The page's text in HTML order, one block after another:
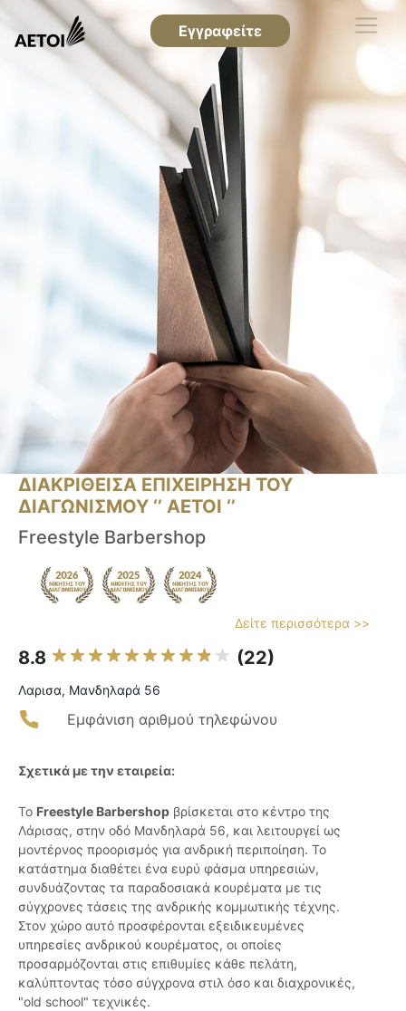
Εγγραφείτε
ΔΙΑΚΡΙΘΕΙΣΑ ΕΠΙΧΕΙΡΗΣΗ ΤΟΥ
ΔΙΑΓΩΝΙΣΜΟΥ ‘’ ΑΕΤΟΙ ‘’
Freestyle Barbershop
Δείτε περισσότερα >>
8.8 (22)
Λαρισα, Μανδηλαρά 56
Εμφάνιση αριθμού τηλεφώνου
Σχετικά με την εταιρεία:
Το Freestyle Barbershop βρίσκεται στο κέντρο της
Λάρισας, στην οδό Μανδηλαρά 56, και λειτουργεί ως
μοντέρνος προορισμός για ανδρική περιποίηση. Το
κατάστημα διαθέτει ένα ευρύ φάσμα υπηρεσιών,
συνδυάζοντας τα παραδοσιακά κουρέματα με τις
σύγχρονες τάσεις της ανδρικής κομμωτικής τέχνης.
Στον χώρο αυτό προσφέρονται εξειδικευμένες
υπηρεσίες ανδρικού κουρέματος, οι οποίες
προσαρμόζονται στις επιθυμίες κάθε πελάτη,
καλύπτοντας τόσο σύγχρονα στιλ όσο και διαχρονικές,
"old school" τεχνικές.